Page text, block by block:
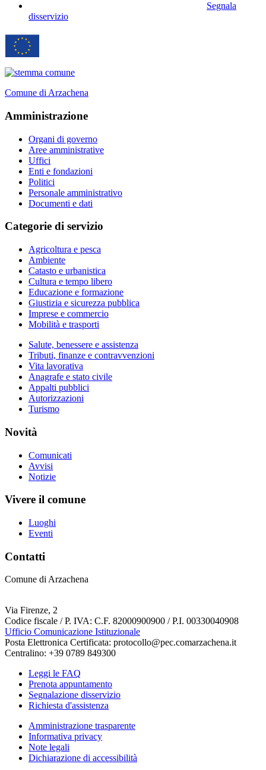
Segnala
disservizio
Comune di Arzachena
Amministrazione
Organi di governo
Aree amministrative
Uffici
Enti e fondazioni
Politici
Personale amministrativo
Documenti e dati
Categorie di servizio
Agricoltura e pesca
Ambiente
Catasto e urbanistica
Cultura e tempo libero
Educazione e formazione
Giustizia e sicurezza pubblica
Imprese e commercio
Mobilità e trasporti
Salute, benessere e assistenza
Tributi, finanze e contravvenzioni
Vita lavorativa
Anagrafe e stato civile
Appalti pubblici
Autorizzazioni
Turismo
Novità
Comunicati
Avvisi
Notizie
Vivere il comune
Luoghi
Eventi
Contatti
Comune di Arzachena
Via Firenze, 2
Codice fiscale / P. IVA: C.F. 82000900900 / P.I. 00330040908
Ufficio Comunicazione Istituzionale
Posta Elettronica Certificata: protocollo@pec.comarzachena.it
Centralino: +39 0789 849300
Leggi le FAQ
Prenota appuntamento
Segnalazione disservizio
Richiesta d'assistenza
Amministrazione trasparente
Informativa privacy
Note legali
Dichiarazione di accessibilità